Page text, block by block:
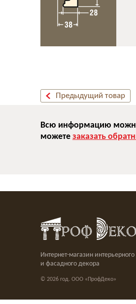
Предыдущий товар
Всю информацию можно
можете заказать
Интернет-магазин интерьерного
и фасадного декора
© 2026 год. ООО «ПрофДеко»